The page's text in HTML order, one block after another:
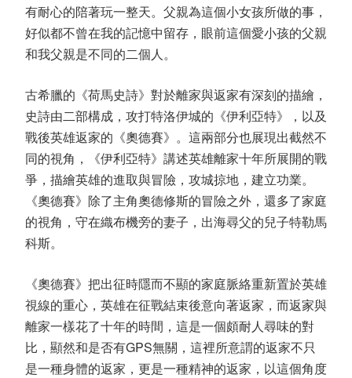
有耐心的陪著玩一整天。父親為這個小女孩所做的事，
好似都不曾在我的記憶中留存，眼前這個愛小孩的父親
和我父親是不同的二個人。
古希臘的《荷馬史詩》對於離家與返家有深刻的描繪，
史詩由二部構成，攻打特洛伊城的《伊利亞特》，以及
戰後英雄返家的《奧德賽》。這兩部分也展現出截然不
同的視角，《伊利亞特》講述英雄離家十年所展開的戰
爭，描繪英雄的進取與冒險，攻城掠地，建立功業。
《奧德賽》除了主角奧德修斯的冒險之外，還多了家庭
的視角，守在織布機旁的妻子，出海尋父的兒子特勒馬
科斯。
《奧德賽》把出征時隱而不顯的家庭脈絡重新置於英雄
視線的重心，英雄在征戰結束後意向著返家，而返家與
離家一樣花了十年的時間，這是一個頗耐人尋味的對
比，顯然和是否有GPS無關，這裡所意謂的返家不只
是一種身體的返家，更是一種精神的返家，以這個角度